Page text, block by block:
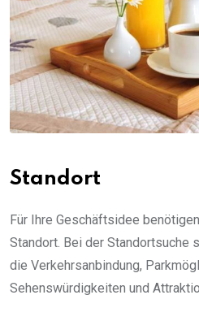
Standort
Für Ihre Geschäftsidee
Standort. Bei der Standortsuche
die Verkehrsanbindung,
Sehenswürdigkeiten und